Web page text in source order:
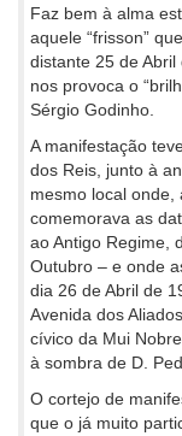
Faz bem à alma
aquele “frisson”
distante 25 de
nos provoca o
Sérgio Godinho.
A manifestação
dos Reis, junto à
mesmo local onde,
comemorava as
ao Antigo Regime,
Outubro – e onde
dia 26 de Abril de
Avenida dos
cívico da Mui
à sombra de D.
O cortejo de
que o já muito